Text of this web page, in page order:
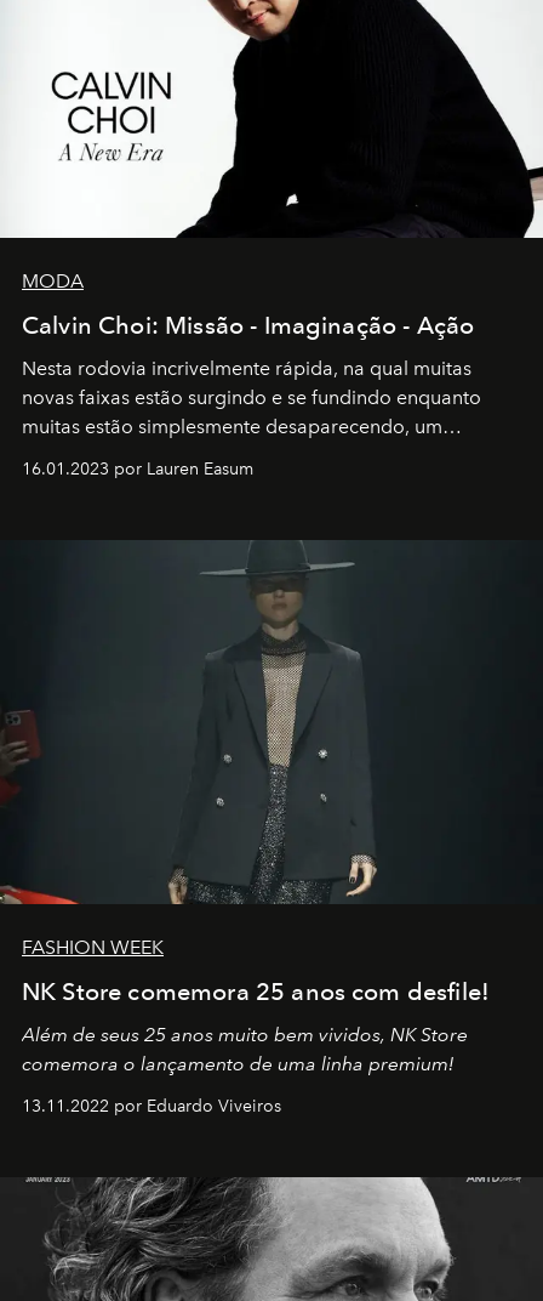
MODA
Calvin Choi: Missão - Imaginação - Ação
Nesta rodovia incrivelmente rápida, na qual muitas
novas faixas estão surgindo e se fundindo enquanto
muitas estão simplesmente desaparecendo, um
transportador AMTD abrindo caminho para muitos
por propósitos, com um claro senso de missão na vida e
16.01.2023 por Lauren Easum
FASHION WEEK
NK Store comemora 25 anos com desfile!
Além de seus 25 anos muito bem vividos, NK Store
comemora o lançamento de uma linha premium!
13.11.2022 por Eduardo Viveiros